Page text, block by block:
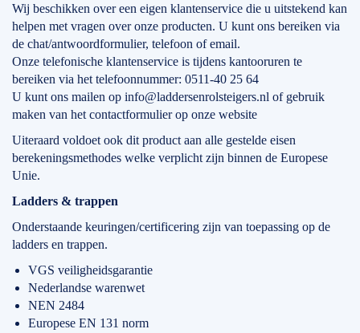
Wij beschikken over een eigen klantenservice die u uitstekend kan
helpen met vragen over onze producten. U kunt ons bereiken via
de chat/antwoordformulier, telefoon of email.
Onze telefonische klantenservice is tijdens kantooruren te
bereiken via het telefoonnummer: 0511-40 25 64
U kunt ons mailen op info@laddersenrolsteigers.nl of gebruik
maken van het contactformulier op onze website
Uiteraard voldoet ook dit product aan alle gestelde eisen
berekeningsmethodes welke verplicht zijn binnen de Europese
Unie.
Ladders & trappen
Onderstaande keuringen/certificering zijn van toepassing op de
ladders en trappen.
VGS veiligheidsgarantie
Nederlandse warenwet
NEN 2484
Europese EN 131 norm